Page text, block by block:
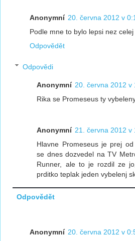
Anonymní 20. června 2012 v
Podle mne to bylo lepsi nez
Odpovědět
Odpovědi
Anonymní 20. června 2012 v
Rika se Promeseus ty
Anonymní 21. června 2012 v
Hlavne Promeseus je prej
se dnes dozvedel na TV
Runner, ale to je rozdil ze
prditko teplak jeden vybelenj
Odpovědět
Anonymní 20. června 2012 v